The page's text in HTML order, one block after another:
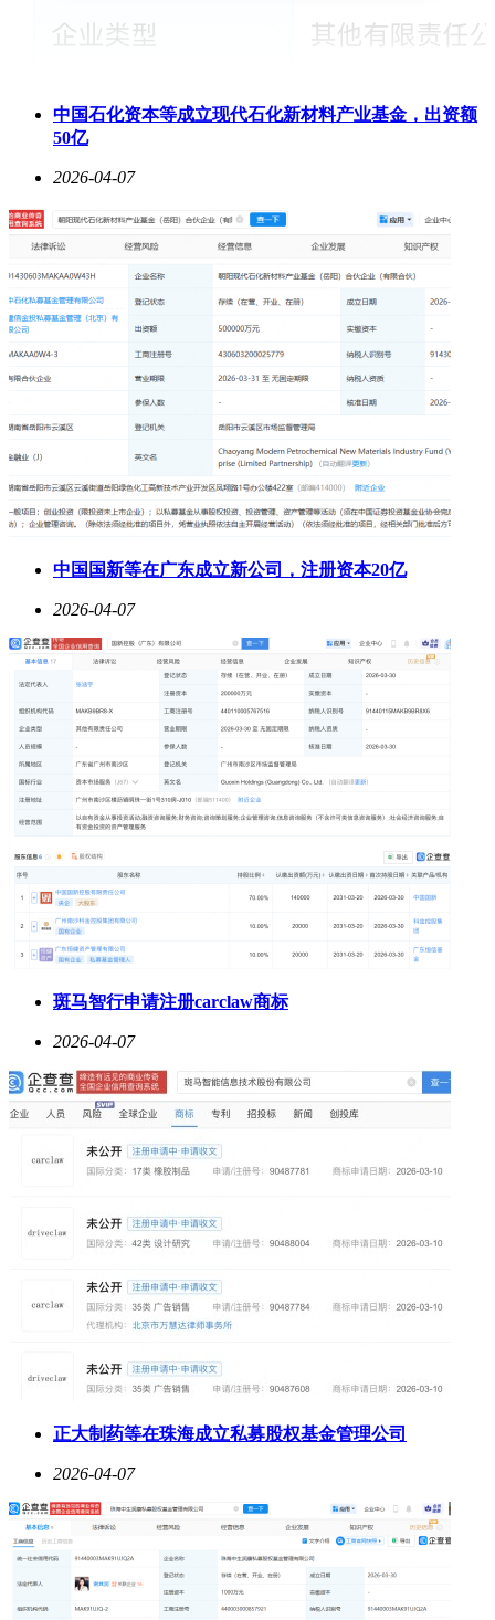
中国石化资本等成立现代石化新材料产业基金，出资额
50亿
2026-04-07
中国国新等在广东成立新公司，注册资本20亿
2026-04-07
斑马智行申请注册carclaw商标
2026-04-07
正大制药等在珠海成立私募股权基金管理公司
2026-04-07